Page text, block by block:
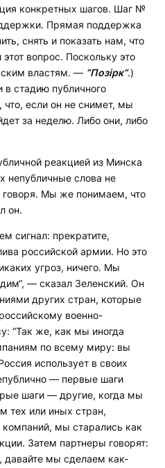
конкретных шагов. Шаг №
Прямая поддержка
снять и показать нам, что
вопрос. Поскольку это
властям. — “Позірк“.)
стадию публичного
что, если он не снимет, мы
за неделю. Либо они, либо
реакцией из Минска
непубличные слова не
говоря. Мы же понимаем, что
он.
сигнал: прекратите,
российской армии. Но это
угроз, ничего. Мы
— сказал Зеленский. Он
других стран, которые
военно-
“Так же, как мы иногда
по всему миру: вы
использует в своих
— первые шаги
шаги — другие, когда мы
тех или иных стран,
компаний, мы старались как
Затем партнеры говорят:
давайте мы сделаем как-